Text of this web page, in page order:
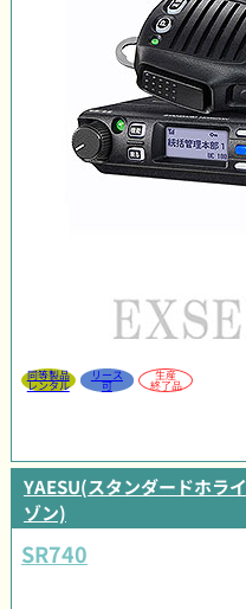
同等製品
レンタル
リース
可
生産
終了品
YAESU(スタンダードホライ
ゾン)
SR740